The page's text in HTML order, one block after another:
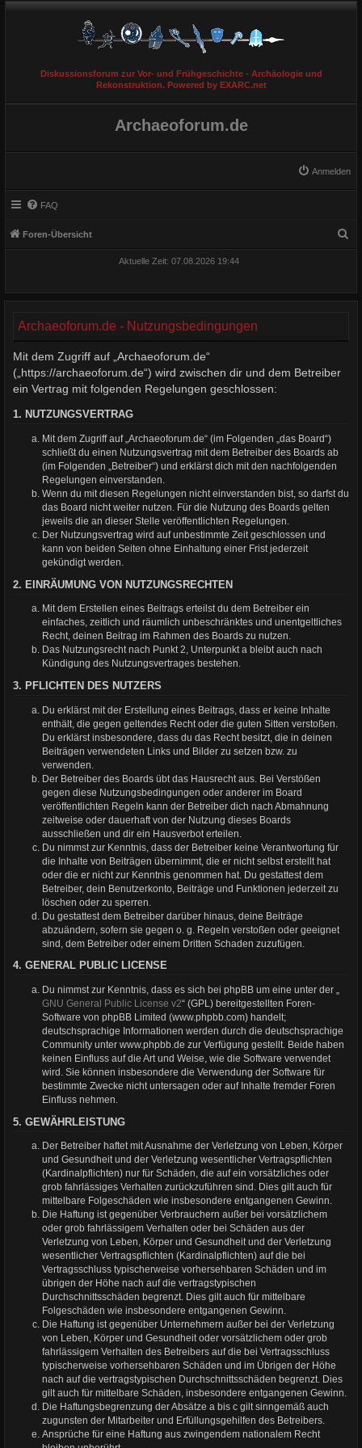
Diskussionsforum zur Vor- und Frühgeschichte - Archäologie und
Rekonstruktion. Powered by EXARC.net
Archaeoforum.de
Anmelden
FAQ
Foren-Übersicht
Aktuelle Zeit: 07.08.2026 19:44
Archaeoforum.de - Nutzungsbedingungen
Mit dem Zugriff auf „Archaeoforum.de“
(„https://archaeoforum.de“) wird zwischen dir und dem Betreiber
ein Vertrag mit folgenden Regelungen geschlossen:
1. NUTZUNGSVERTRAG
Mit dem Zugriff auf „Archaeoforum.de“ (im Folgenden „das Board“)
schließt du einen Nutzungsvertrag mit dem Betreiber des Boards ab
(im Folgenden „Betreiber“) und erklärst dich mit den nachfolgenden
Regelungen einverstanden.
Wenn du mit diesen Regelungen nicht einverstanden bist, so darfst du
das Board nicht weiter nutzen. Für die Nutzung des Boards gelten
jeweils die an dieser Stelle veröffentlichten Regelungen.
Der Nutzungsvertrag wird auf unbestimmte Zeit geschlossen und
kann von beiden Seiten ohne Einhaltung einer Frist jederzeit
gekündigt werden.
2. EINRÄUMUNG VON NUTZUNGSRECHTEN
Mit dem Erstellen eines Beitrags erteilst du dem Betreiber ein
einfaches, zeitlich und räumlich unbeschränktes und unentgeltliches
Recht, deinen Beitrag im Rahmen des Boards zu nutzen.
Das Nutzungsrecht nach Punkt 2, Unterpunkt a bleibt auch nach
Kündigung des Nutzungsvertrages bestehen.
3. PFLICHTEN DES NUTZERS
Du erklärst mit der Erstellung eines Beitrags, dass er keine Inhalte
enthält, die gegen geltendes Recht oder die guten Sitten verstoßen.
Du erklärst insbesondere, dass du das Recht besitzt, die in deinen
Beiträgen verwendeten Links und Bilder zu setzen bzw. zu
verwenden.
Der Betreiber des Boards übt das Hausrecht aus. Bei Verstößen
gegen diese Nutzungsbedingungen oder anderer im Board
veröffentlichten Regeln kann der Betreiber dich nach Abmahnung
zeitweise oder dauerhaft von der Nutzung dieses Boards
ausschließen und dir ein Hausverbot erteilen.
Du nimmst zur Kenntnis, dass der Betreiber keine Verantwortung für
die Inhalte von Beiträgen übernimmt, die er nicht selbst erstellt hat
oder die er nicht zur Kenntnis genommen hat. Du gestattest dem
Betreiber, dein Benutzerkonto, Beiträge und Funktionen jederzeit zu
löschen oder zu sperren.
Du gestattest dem Betreiber darüber hinaus, deine Beiträge
abzuändern, sofern sie gegen o. g. Regeln verstoßen oder geeignet
sind, dem Betreiber oder einem Dritten Schaden zuzufügen.
4. GENERAL PUBLIC LICENSE
Du nimmst zur Kenntnis, dass es sich bei phpBB um eine unter der „
GNU General Public License v2“ (GPL) bereitgestellten Foren-
Software von phpBB Limited (www.phpbb.com) handelt;
deutschsprachige Informationen werden durch die deutschsprachige
Community unter www.phpbb.de zur Verfügung gestellt. Beide haben
keinen Einfluss auf die Art und Weise, wie die Software verwendet
wird. Sie können insbesondere die Verwendung der Software für
bestimmte Zwecke nicht untersagen oder auf Inhalte fremder Foren
Einfluss nehmen.
5. GEWÄHRLEISTUNG
Der Betreiber haftet mit Ausnahme der Verletzung von Leben, Körper
und Gesundheit und der Verletzung wesentlicher Vertragspflichten
(Kardinalpflichten) nur für Schäden, die auf ein vorsätzliches oder
grob fahrlässiges Verhalten zurückzuführen sind. Dies gilt auch für
mittelbare Folgeschäden wie insbesondere entgangenen Gewinn.
Die Haftung ist gegenüber Verbrauchern außer bei vorsätzlichem
oder grob fahrlässigem Verhalten oder bei Schäden aus der
Verletzung von Leben, Körper und Gesundheit und der Verletzung
wesentlicher Vertragspflichten (Kardinalpflichten) auf die bei
Vertragsschluss typischerweise vorhersehbaren Schäden und im
übrigen der Höhe nach auf die vertragstypischen
Durchschnittsschäden begrenzt. Dies gilt auch für mittelbare
Folgeschäden wie insbesondere entgangenen Gewinn.
Die Haftung ist gegenüber Unternehmern außer bei der Verletzung
von Leben, Körper und Gesundheit oder vorsätzlichem oder grob
fahrlässigem Verhalten des Betreibers auf die bei Vertragsschluss
typischerweise vorhersehbaren Schäden und im Übrigen der Höhe
nach auf die vertragstypischen Durchschnittsschäden begrenzt. Dies
gilt auch für mittelbare Schäden, insbesondere entgangenen Gewinn.
Die Haftungsbegrenzung der Absätze a bis c gilt sinngemäß auch
zugunsten der Mitarbeiter und Erfüllungsgehilfen des Betreibers.
Ansprüche für eine Haftung aus zwingendem nationalem Recht